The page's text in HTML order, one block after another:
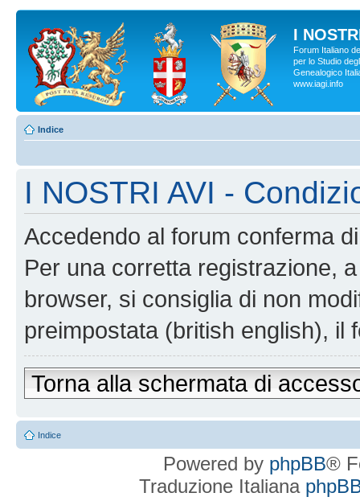
I
Forum Italiano
per lo Studio
Genealogico
www.iagi.info
Indice
I NOSTRI AVI -
Accedendo al forum conferma
Per una corretta registrazione,
browser, si consiglia di non
preimpostata (british english), il
Torna alla schermata di
Indice
Powered by phpBB®
Traduzione Italiana